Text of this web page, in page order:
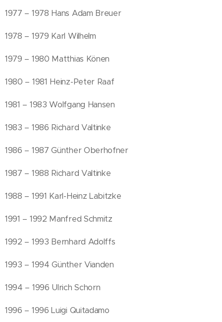
1977 – 1978 Hans Adam Breuer
1978 – 1979 Karl Wilhelm
1979 – 1980 Matthias Könen
1980 – 1981 Heinz-Peter Raaf
1981 – 1983 Wolfgang Hansen
1983 – 1986 Richard Valtinke
1986 – 1987 Günther Oberhofner
1987 – 1988 Richard Valtinke
1988 – 1991 Karl-Heinz Labitzke
1991 – 1992 Manfred Schmitz
1992 – 1993 Bernhard Adolffs
1993 – 1994 Günther Vianden
1994 – 1996 Ulrich Schorn
1996 – 1996 Luigi Quitadamo